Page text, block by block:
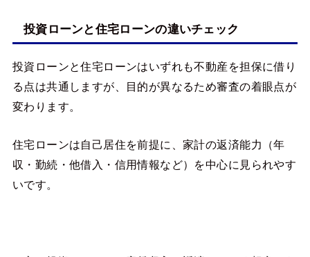
投資ローンと住宅ローンの違いチェック
投資ローンと住宅ローンはいずれも不動産を担保に借り
る点は共通しますが、目的が異なるため審査の着眼点が
変わります。
住宅ローンは自己居住を前提に、家計の返済能力（年
収・勤続・他借入・信用情報など）を中心に見られやす
いです。